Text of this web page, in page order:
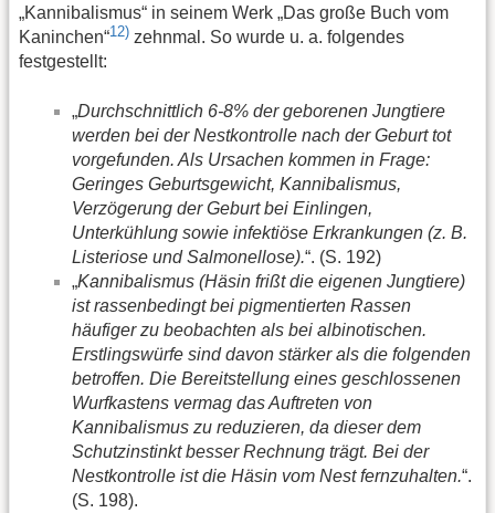
„Kannibalismus“ in seinem Werk „Das große Buch vom
Kaninchen“12) zehnmal. So wurde u. a. folgendes
festgestellt:
„Durchschnittlich 6-8% der geborenen Jungtiere
werden bei der Nestkontrolle nach der Geburt tot
vorgefunden. Als Ursachen kommen in Frage:
Geringes Geburtsgewicht, Kannibalismus,
Verzögerung der Geburt bei Einlingen,
Unterkühlung sowie infektiöse Erkrankungen (z. B.
Listeriose und Salmonellose).“. (S. 192)
„Kannibalismus (Häsin frißt die eigenen Jungtiere)
ist rassenbedingt bei pigmentierten Rassen
häufiger zu beobachten als bei albinotischen.
Erstlingswürfe sind davon stärker als die folgenden
betroffen. Die Bereitstellung eines geschlossenen
Wurfkastens vermag das Auftreten von
Kannibalismus zu reduzieren, da dieser dem
Schutzinstinkt besser Rechnung trägt. Bei der
Nestkontrolle ist die Häsin vom Nest fernzuhalten.“.
(S. 198).